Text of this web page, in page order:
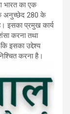
भारत का एक
के अनुच्छेद 280 के
है। इसका प्रमुख कार्य
करना तथा
इसका उद्देश्य
करना है।